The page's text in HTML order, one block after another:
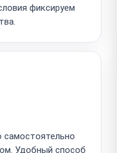
фиксируем
Удобный способ